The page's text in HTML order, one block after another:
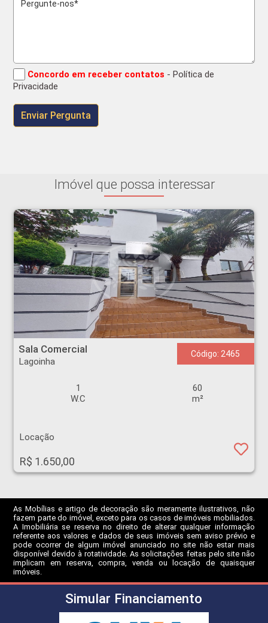
Concordo em receber contatos - Política de
Privacidade
Imóvel que possa interessar
Sala Comercial - Lagoinha - Ribeirão Preto
Sala Comercial
Lagoinha
Código: 2465
1
W.C
60
m²
Locação
R$ 1.650,00
As Mobílias e artigo de decoração são meramente ilustrativos, não
fazem parte do imóvel, exceto para os casos de imóveis mobiliados.
A Imobiliária se reserva no direito de alterar qualquer informação
referente aos valores e dados de seus imóveis sem aviso prévio e
pode ocorrer de algum imóvel anunciado no site não estar mais
disponível devido à rotatividade. As solicitações feitas pelo site não
implicam em reserva, compra, venda ou locação de quaisquer
imóveis.
Simular Financiamento